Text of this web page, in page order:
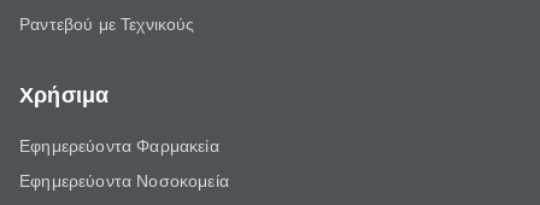
Ραντεβού με Τεχνικούς
Χρήσιμα
Εφημερεύοντα Φαρμακεία
Εφημερεύοντα Νοσοκομεία